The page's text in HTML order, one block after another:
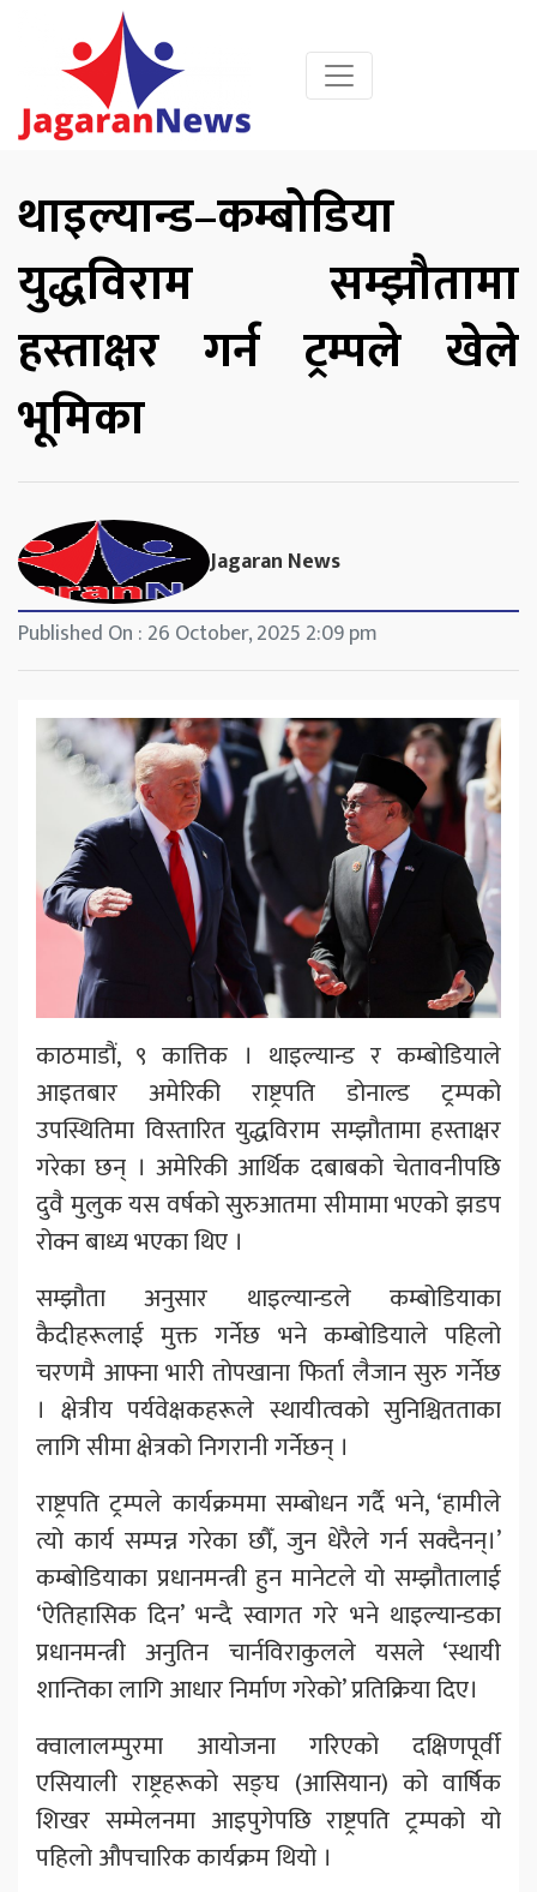
थाइल्यान्ड–कम्बोडिया
युद्धविराम सम्झौतामा
हस्ताक्षर गर्न ट्रम्पले खेले
भूमिका
Jagaran News
Published On : 26 October, 2025 2:09 pm
काठमाडौं, ९ कात्तिक । थाइल्यान्ड र कम्बोडियाले
आइतबार अमेरिकी राष्ट्रपति डोनाल्ड ट्रम्पको
उपस्थितिमा विस्तारित युद्धविराम सम्झौतामा हस्ताक्षर
गरेका छन् । अमेरिकी आर्थिक दबाबको चेतावनीपछि
दुवै मुलुक यस वर्षको सुरुआतमा सीमामा भएको झडप
रोक्न बाध्य भएका थिए ।
सम्झौता अनुसार थाइल्यान्डले कम्बोडियाका
कैदीहरूलाई मुक्त गर्नेछ भने कम्बोडियाले पहिलो
चरणमै आफ्ना भारी तोपखाना फिर्ता लैजान सुरु गर्नेछ
। क्षेत्रीय पर्यवेक्षकहरूले स्थायीत्वको सुनिश्चितताका
लागि सीमा क्षेत्रको निगरानी गर्नेछन् ।
राष्ट्रपति ट्रम्पले कार्यक्रममा सम्बोधन गर्दै भने, ‘हामीले
त्यो कार्य सम्पन्न गरेका छौँ, जुन धेरैले गर्न सक्दैनन्।’
कम्बोडियाका प्रधानमन्त्री हुन मानेटले यो सम्झौतालाई
‘ऐतिहासिक दिन’ भन्दै स्वागत गरे भने थाइल्यान्डका
प्रधानमन्त्री अनुतिन चार्नविराकुलले यसले ‘स्थायी
शान्तिका लागि आधार निर्माण गरेको’ प्रतिक्रिया दिए।
क्वालालम्पुरमा आयोजना गरिएको दक्षिणपूर्वी
एसियाली राष्ट्रहरूको सङ्घ (आसियान) को वार्षिक
शिखर सम्मेलनमा आइपुगेपछि राष्ट्रपति ट्रम्पको यो
पहिलो औपचारिक कार्यक्रम थियो ।